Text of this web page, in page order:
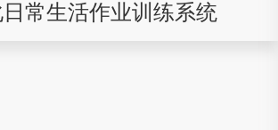
常生活作业训练系统